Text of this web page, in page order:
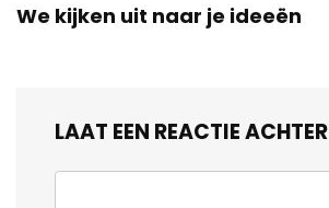
We kijken uit naar je ideeën
LAAT EEN REACTIE ACHTER